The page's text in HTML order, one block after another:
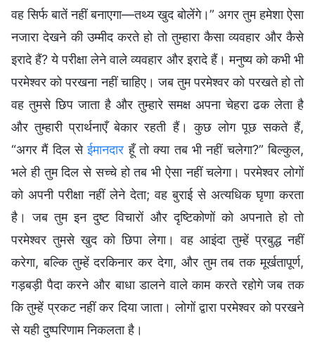
वह सिर्फ बातें नहीं बनाएगा—तथ्य खुद बोलेंगे।” अगर तुम हमेशा ऐसा
नजारा देखने की उम्मीद करते हो तो तुम्हारा कैसा व्यवहार और कैसे
इरादे हैं? ये परीक्षा लेने वाले व्यवहार और इरादे हैं। मनुष्य को कभी भी
परमेश्वर को परखना नहीं चाहिए। जब तुम परमेश्वर को परखते हो तो
वह तुमसे छिप जाता है और तुम्हारे समक्ष अपना चेहरा ढक लेता है
और तुम्हारी प्रार्थनाएँ बेकार रहती हैं। कुछ लोग पूछ सकते हैं,
“अगर मैं दिल सेईमानदार हूँ तो क्या तब भी नहीं चलेगा?” बिल्कुल,
भले ही तुम दिल से सच्चे हो तब भी ऐसा नहीं चलेगा। परमेश्वर लोगों
को अपनी परीक्षा नहीं लेने देता; वह बुराई से अत्यधिक घृणा करता
है। जब तुम इन दुष्ट विचारों और दृष्टिकोणों को अपनाते हो तो
परमेश्वर तुमसे खुद को छिपा लेगा। वह आइंदा तुम्हें प्रबुद्ध नहीं
करेगा, बल्कि तुम्हें दरकिनार कर देगा, और तुम तब तक मूर्खतापूर्ण,
गड़बड़ी पैदा करने और बाधा डालने वाले काम करते रहोगे जब तक
कि तुम्हें प्रकट नहीं कर दिया जाता। लोगों द्वारा परमेश्वर को परखने
से यही दुष्परिणाम निकलता है।